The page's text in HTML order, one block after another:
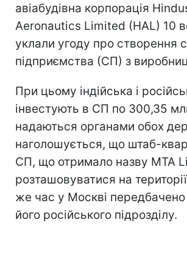
авіабудівна корпорація
Aeronautics Limited (HAL) 10
уклали угоду про створення
підприємства (СП) з
При цьому індійська і
інвестують в СП по 300,35
надаються органами обох
наголошується, що штаб-
СП, що отримало назву MTA
розташовуватися на території
же час у Москві
його російського підрозділу.